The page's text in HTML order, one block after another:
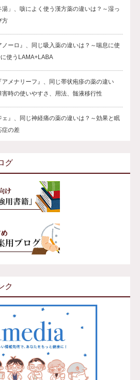
湯」、咳によく使う漢方薬の違いは？～湿っ
方
ノーロ』、同じ吸入薬の違いは？～喘息に使
使うLAMA+LABA
アメナリーフ』、同じ帯状疱疹の薬の違い
時の使いやすさ、用法、髄液移行性
ェ』、同じ神経痛の薬の違いは？～効果と眠
症の差
グ
ク